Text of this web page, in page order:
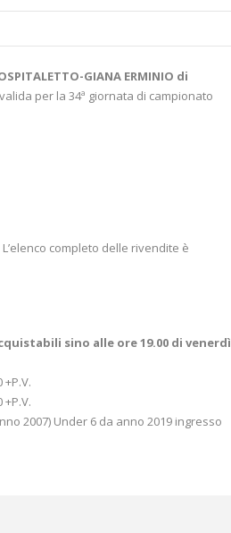
GIANA ERMINIO di
per la 34ª giornata di campionato
L’elenco completo delle rivendite è
sino alle ore 19.00 di venerdì
2007) Under 6 da anno 2019 ingresso